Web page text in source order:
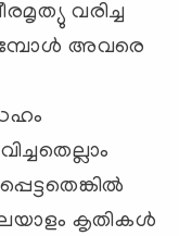
വരിച്ച
അവരെ
കൃതികള്‍